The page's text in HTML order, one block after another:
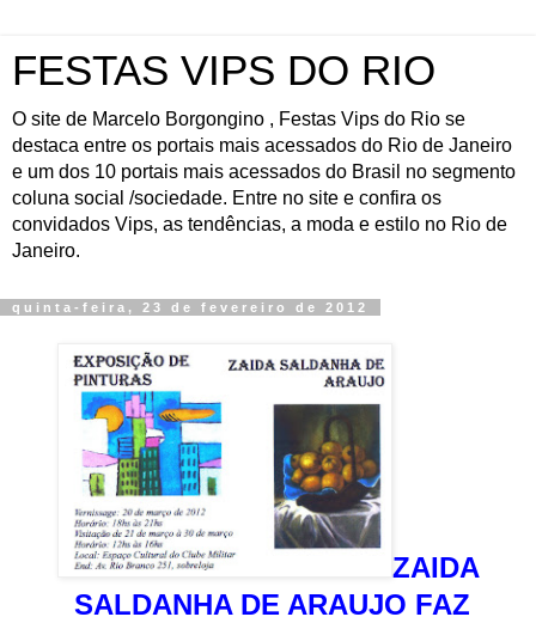
FESTAS VIPS DO RIO
O site de Marcelo Borgongino , Festas Vips do Rio se
destaca entre os portais mais acessados do Rio de Janeiro
e um dos 10 portais mais acessados do Brasil no segmento
coluna social /sociedade. Entre no site e confira os
convidados Vips, as tendências, a moda e estilo no Rio de
Janeiro.
quinta-feira, 23 de fevereiro de 2012
ZAIDA
SALDANHA DE ARAUJO FAZ